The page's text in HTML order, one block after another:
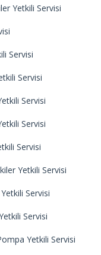
Yetkili Servisi
Servisi
Servisi
Servisi
Servisi
Servisi
Yetkili Servisi
Servisi
Servisi
Yetkili Servisi